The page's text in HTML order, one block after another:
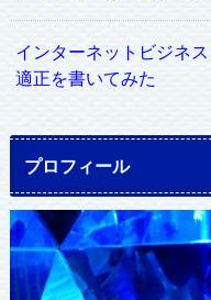
インターネットビジネ
適正を書いてみた
プロフィール